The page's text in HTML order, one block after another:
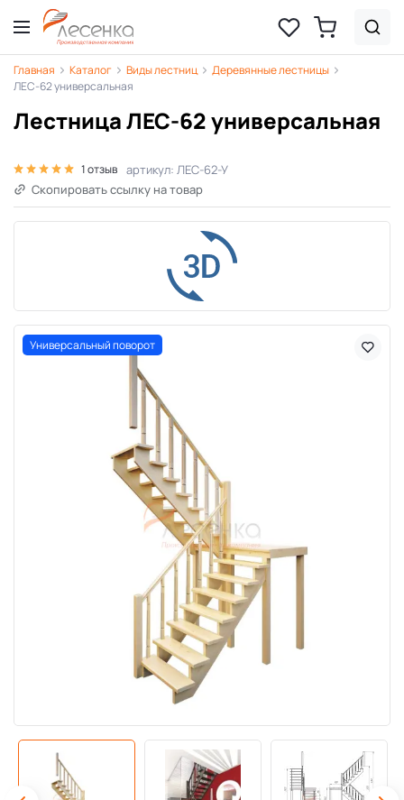
Главная Каталог Виды лестниц
Деревянные лестницы
ЛЕС-62 универсальная
Лестница ЛЕС-62 универсальная
1 отзыв артикул: ЛЕС-62-У
Скопировать ссылку на товар
Универсальный поворот